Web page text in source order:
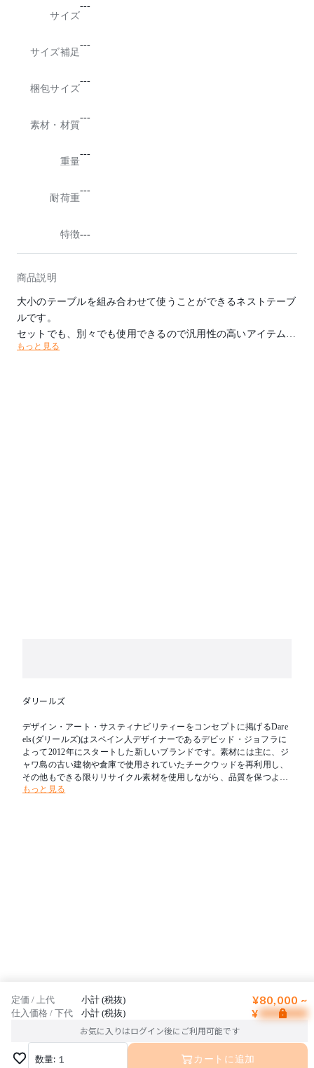
サイズ
---
サイズ補足
---
梱包サイズ
---
素材・材質
---
重量
---
耐荷重
---
特徴---
商品説明
大小のテーブルを組み合わせて使うことができるネストテーブ
ルです。
セットでも、別々でも使用できるので汎用性の高いアイテムで
す。
もっと見る
ダリールズ
デザイン・アート・サスティナビリティーをコンセプトに掲げるDare
els(ダリールズ)はスペイン人デザイナーであるデビッド・ジョフラに
よって2012年にスタートした新しいブランドです。素材には主に、ジ
ャワ島の古い建物や倉庫で使用されていたチークウッドを再利用し、
その他もできる限りリサイクル素材を使用しながら、品質を保つよう
努めています。これは彼らのサスティナビリティーへ対する強い意識
もっと見る
定価 / 上代 小計 (税抜) ¥80,000 ~
仕入価格 / 下代 小計 (税抜) ¥
お気に入りはログイン後にご利用可能です
数量: 1 カートに追加